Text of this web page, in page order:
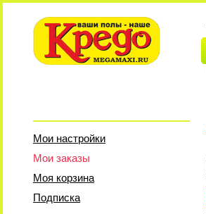
Мои настройки
Мои заказы
Моя корзина
Подписка